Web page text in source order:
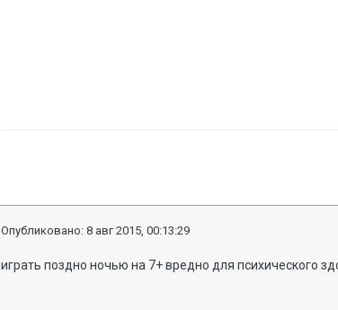
Опубликовано:8 авг 2015, 00:13:29
играть поздно ночью на 7+ вредно для психического